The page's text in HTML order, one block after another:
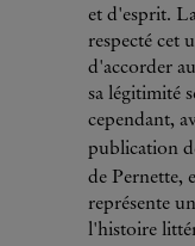
et d'esprit.
respecté cet
d'accorder
sa légitimité
cependant,
publication
de Pernette,
représente
l'histoire